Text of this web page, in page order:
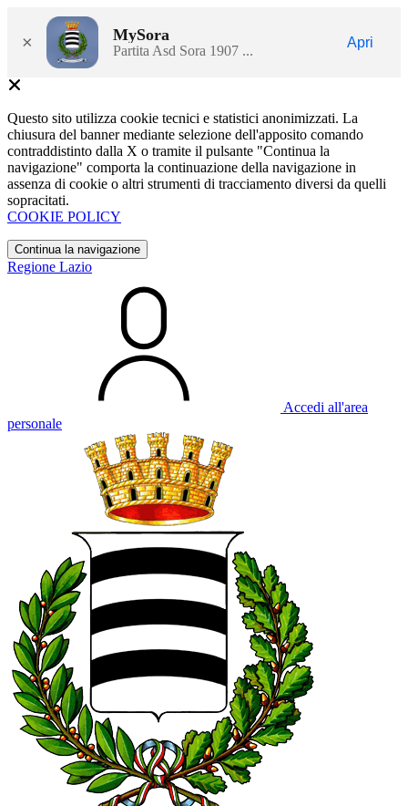
× MySora
Partita Asd Sora 1907 ...
Apri
Questo sito utilizza cookie tecnici e statistici anonimizzati. La
chiusura del banner mediante selezione dell'apposito comando
contraddistinto dalla X o tramite il pulsante "Continua la
navigazione" comporta la continuazione della navigazione in
assenza di cookie o altri strumenti di tracciamento diversi da quelli
sopracitati.
COOKIE POLICY
Continua la navigazione
Regione Lazio
Accedi all'area
personale